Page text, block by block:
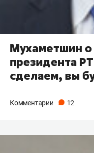
Мухаметшин
президента
сделаем, вы
Комментарии 12